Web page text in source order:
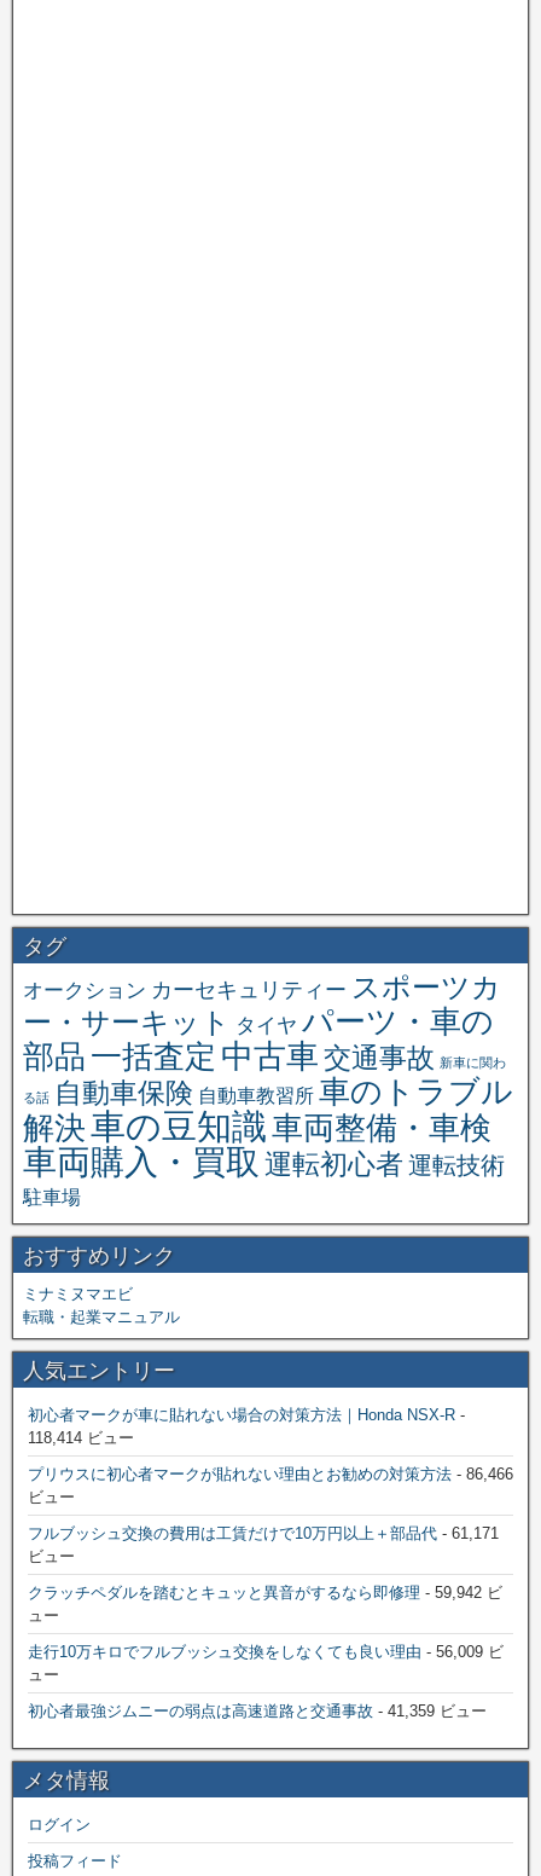
タグ
オークション カーセキュリティー スポーツカ
ー・サーキット
タイヤ パーツ・車の
部品 一括査定 中古車 交通事故 新車に関わ
る話 自動車保険 自動車教習所 車のトラブル
解決車の豆知識車両整備・車検
車両購入・買取 運転初心者 運転技術
駐車場
おすすめリンク
ミナミヌマエビ
転職・起業マニュアル
人気エントリー
初心者マークが車に貼れない場合の対策方法｜Honda NSX-R -
118,414 ビュー
プリウスに初心者マークが貼れない理由とお勧めの対策方法 - 86,466
ビュー
フルブッシュ交換の費用は工賃だけで10万円以上＋部品代 - 61,171
ビュー
クラッチペダルを踏むとキュッと異音がするなら即修理 - 59,942 ビ
ュー
走行10万キロでフルブッシュ交換をしなくても良い理由 - 56,009 ビ
ュー
初心者最強ジムニーの弱点は高速道路と交通事故 - 41,359 ビュー
メタ情報
ログイン
投稿フィード